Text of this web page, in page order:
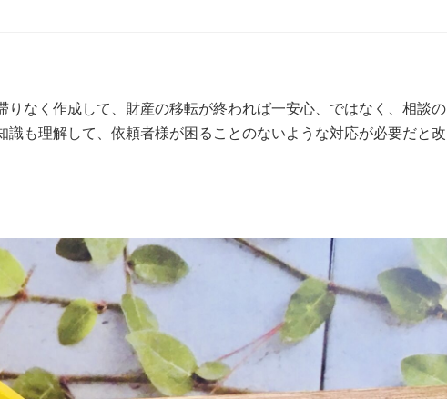
りなく作成して、財産の移転が終われば一安心、ではなく、相談の
識も理解して、依頼者様が困ることのないような対応が必要だと改